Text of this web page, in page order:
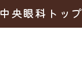
中央眼科トップ